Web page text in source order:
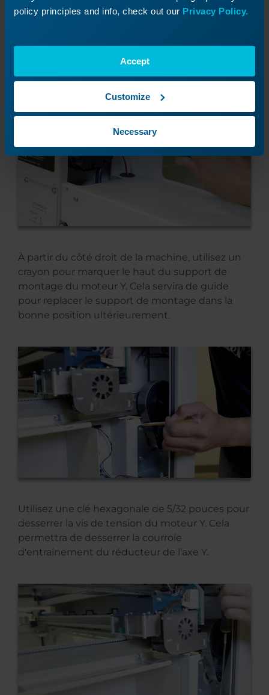
policy principles and info, check out our Privacy Policy.
Accept
Customize
Necessary
desserrer, mais sans les retirer, les quatre vis de
fixation situées à chaque coin du moteur en Y.
À partir du côté droit de la machine, utilisez un
crayon pour marquer le haut du support de
montage du moteur Y. Cela servira de guide
pour replacer le support de montage dans la
bonne position ultérieurement.
Utilisez une clé hexagonale de 5/32 pouces pour
desserrer la vis de tension du moteur Y. Cela
permettra de desserrer la courroie
d'entraînement du réducteur de l'axe Y.